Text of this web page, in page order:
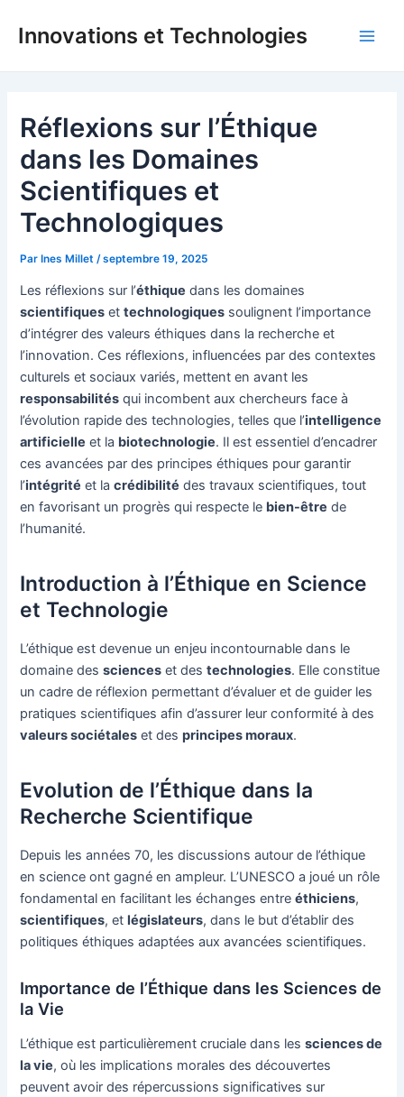
Innovations et Technologies
Réflexions sur l’Éthique
dans les Domaines
Scientifiques et
Technologiques
ParInes Millet /septembre 19, 2025
Les réflexions sur l’éthique dans les domaines
scientifiques ettechnologiques soulignent l’importance
d’intégrer des valeurs éthiques dans la recherche et
l’innovation. Ces réflexions, influencées par des contextes
culturels et sociaux variés, mettent en avant les
responsabilités qui incombent aux chercheurs face à
l’évolution rapide des technologies, telles que l’intelligence
artificielle et la biotechnologie. Il est essentiel d’encadrer
ces avancées par des principes éthiques pour garantir
l’intégrité et lacrédibilité des travaux scientifiques, tout
en favorisant un progrès qui respecte le bien-être de
l’humanité.
Introduction à l’Éthique en Science
et Technologie
L’éthique est devenue un enjeu incontournable dans le
domaine dessciences et destechnologies. Elle constitue
un cadre de réflexion permettant d’évaluer et de guider les
pratiques scientifiques afin d’assurer leur conformité à des
valeurs sociétales et desprincipes moraux.
Evolution de l’Éthique dans la
Recherche Scientifique
Depuis les années 70, les discussions autour de l’éthique
en science ont gagné en ampleur. L’UNESCO a joué un rôle
fondamental en facilitant les échanges entreéthiciens,
scientifiques, et législateurs, dans le but d’établir des
politiques éthiques adaptées aux avancées scientifiques.
Importance de l’Éthique dans les Sciences de
la Vie
L’éthique est particulièrement cruciale dans lessciences de
la vie, où les implications morales des découvertes
peuvent avoir des répercussions significatives sur